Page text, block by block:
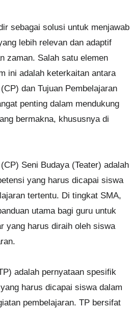
sebagai solusi untuk menjawab
lebih relevan dan adaptif
zaman. Salah satu elemen
ini adalah keterkaitan antara
dan Tujuan Pembelajaran
penting dalam mendukung
bermakna, khususnya di
Seni Budaya (Teater) adalah
yang harus dicapai siswa
tertentu. Di tingkat SMA,
utama bagi guru untuk
yang harus diraih oleh siswa
adalah pernyataan spesifik
harus dicapai siswa dalam
pembelajaran. TP bersifat